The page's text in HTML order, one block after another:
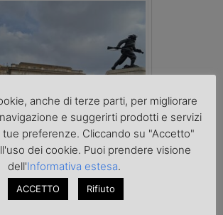
del Codice della Strada punta
anche di terze parti, per migliorare
e suggerirti prodotti e servizi
tue preferenze. Cliccando su "Accetto"
dei cookie. Puoi prendere visione
dell'Informativa estesa.
ACCETTO Rifiuto